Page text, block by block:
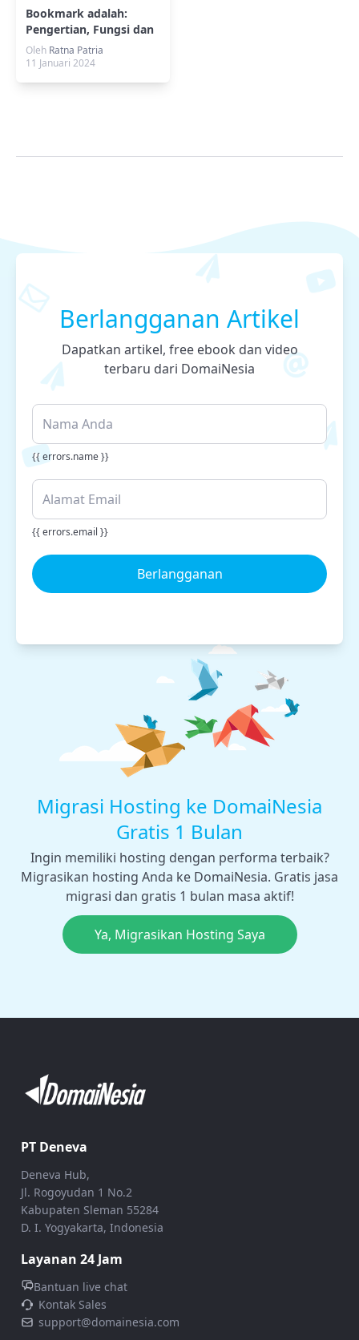
Bookmark adalah:
Pengertian, Fungsi dan
Contohnya
Oleh Ratna Patria
11 Januari 2024
Berlangganan Artikel
Dapatkan artikel, free ebook dan video
terbaru dari DomaiNesia
{{ errors.name }}
{{ errors.email }}
Berlangganan
Migrasi Hosting ke DomaiNesia
Gratis 1 Bulan
Ingin memiliki hosting dengan performa terbaik?
Migrasikan hosting Anda ke DomaiNesia. Gratis jasa
migrasi dan gratis 1 bulan masa aktif!
Ya, Migrasikan Hosting Saya
PT Deneva
Deneva Hub,
Jl. Rogoyudan 1 No.2
Kabupaten Sleman 55284
D. I. Yogyakarta, Indonesia
Layanan 24 Jam
Bantuan live chat
Kontak Sales
support@domainesia.com